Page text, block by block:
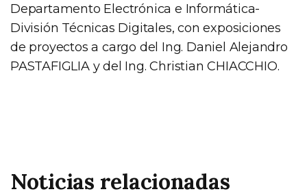
Departamento Electrónica e Informática-
División Técnicas Digitales, con exposiciones
de proyectos a cargo del Ing. Daniel Alejandro
PASTAFIGLIA y del Ing. Christian CHIACCHIO.
Noticias relacionadas